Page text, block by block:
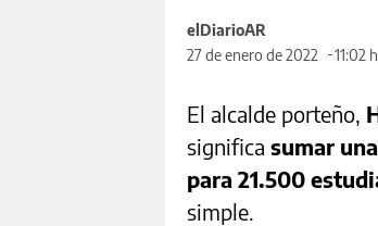
elDiarioAR
27 de enero de 2022
11:02 h
El alcalde porteño,
significa sumar
para 21.500
simple.